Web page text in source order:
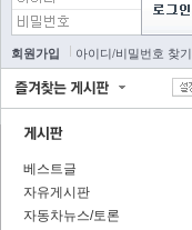
회원가입 아이디/비밀번호 찾기
베스트글
자유게시판
자동차뉴스/토론